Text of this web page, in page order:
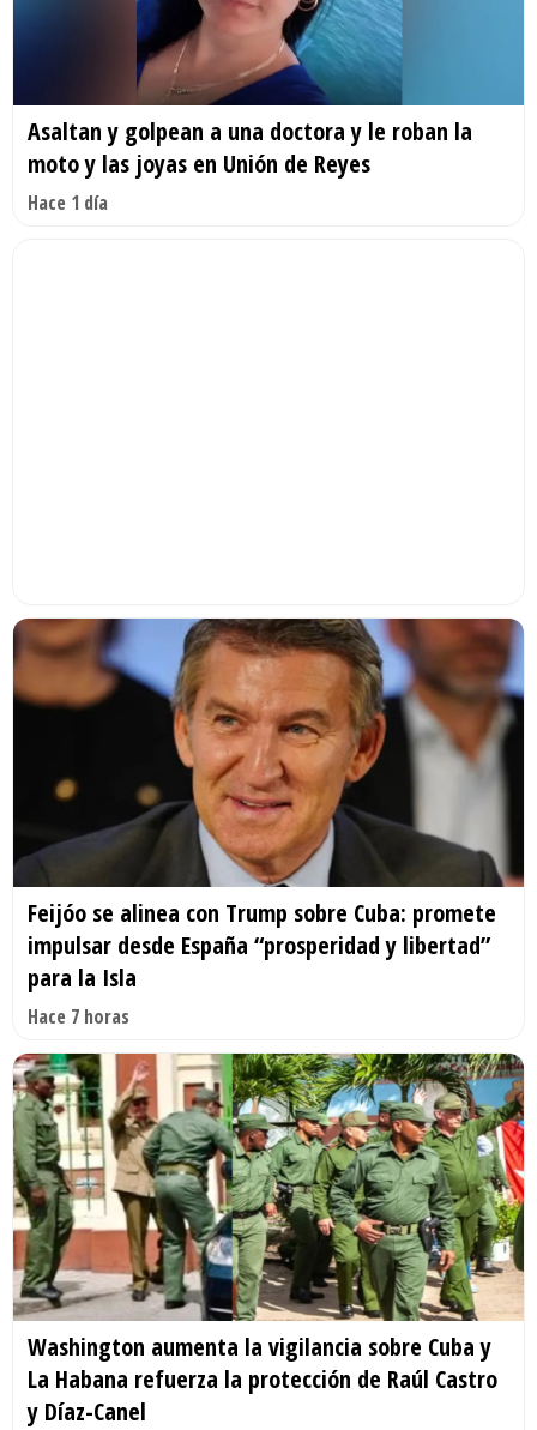
Asaltan y golpean a una doctora y le roban la
moto y las joyas en Unión de Reyes
Hace 1 día
Feijóo se alinea con Trump sobre Cuba: promete
impulsar desde España “prosperidad y libertad”
para la Isla
Hace 7 horas
Washington aumenta la vigilancia sobre Cuba y
La Habana refuerza la protección de Raúl Castro
y Díaz-Canel